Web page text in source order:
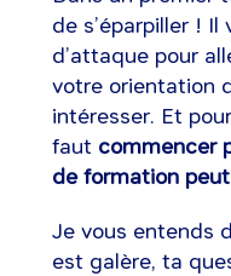
de s’éparpiller !
d’attaque pour
votre orientation
intéresser. Et
faut commencer
de formation
Je vous entends
est galère, ta